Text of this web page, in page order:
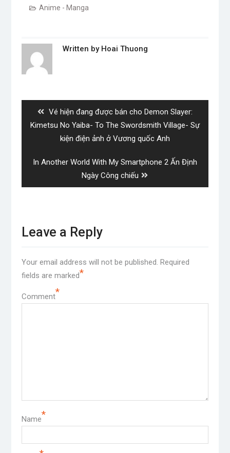
Anime - Manga
Written by Hoai Thuong
Previous
post:
Vé hiện đang được bán cho Demon Slayer:
Kimetsu No Yaiba- To The Swordsmith Village- Sự
kiện điện ảnh ở Vương quốc Anh
Next
In Another World With My Smartphone 2 Ấn Định
Ngày Công chiếu
Leave a Reply
Your email address will not be published. Required
fields are marked*
Comment*
Name*